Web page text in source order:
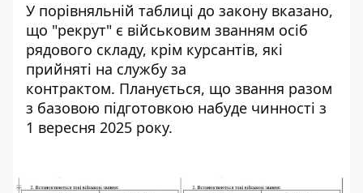
У порівняльній таблиці до закону вказано,
що "рекрут" є військовим званням осіб
рядового складу, крім курсантів, які
прийняті на службу за
контрактом. Планується, що звання разом
з базовою підготовкою набуде чинності з
1 вересня 2025 року.